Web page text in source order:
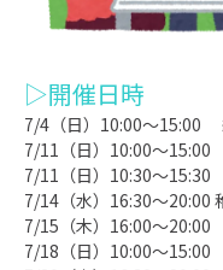
▷開催日時
7/4 （日） 10:00～15:00
7/11 （日） 10:00～15:00
7/11 （日） 10:30～15:30
7/14 （水） 16:30～20:00
7/15 （木） 16:00～20:00
7/18 （日） 10:00～15:00